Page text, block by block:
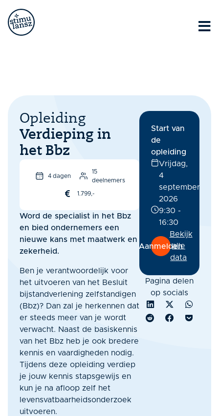
Ut elit tellus, luctus nec ullamcorper mattis, pulvinar
dapibus leo.
Opleiding
Verdieping in
het Bbz
4 dagen
15
deelnemers
1.799,-
Word de specialist in het Bbz
en bied ondernemers een
nieuwe kans met maatwerk en
zekerheid.
Ben je verantwoordelijk voor
het uitvoeren van het Besluit
bijstandverlening zelfstandigen
(Bbz)? Dan zal je herkennen dat
er steeds meer van je wordt
verwacht. Naast de basiskennis
van het Bbz heb je ook bredere
kennis en vaardigheden nodig.
Tijdens deze opleiding verdiep
je jouw kennis stapsgewijs en
kun je na afloop zelf het
levensvatbaarheidsonderzoek
uitvoeren.
Start van
de
opleiding
Vrijdag,
4
september
2026
9:30 -
16:30
Aanmelden
Bekijk
alle
data
Pagina delen
op socials